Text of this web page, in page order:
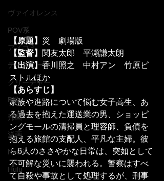
ヴァイオレンス
POV系
アメコミ
ディズニー
クリーチャー
B級
邦画
洋画
Netflix
Hulu
【原題】 災　劇場版
【監督】 関友太郎　平瀬謙太朗
【出演】香川照之　中村アン　竹原ピ
ストルほか
【あらすじ】
家族や進路について悩む女子高生、あ
る過去を抱えた運送業の男、ショッピ
ングモールの清掃員と理容師、負債を
抱える旅館の支配人、平凡な主婦。彼
ら6人のささやかな日常は、突如として
不可解な災いに襲われる。警察はすべ
て自殺や事故として処理するが、刑事